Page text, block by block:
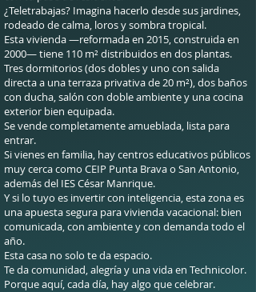
¿Teletrabajas? Imagina hacerlo desde sus jardines,
rodeado de calma, loros y sombra tropical.
Esta vivienda —reformada en 2015, construida en
2000— tiene 110 m² distribuidos en dos plantas.
Tres dormitorios (dos dobles y uno con salida
directa a una terraza privativa de 20 m²), dos baños
con ducha, salón con doble ambiente y una cocina
exterior bien equipada.
Se vende completamente amueblada, lista para
entrar.
Si vienes en familia, hay centros educativos públicos
muy cerca como CEIP Punta Brava o San Antonio,
además del IES César Manrique.
Y si lo tuyo es invertir con inteligencia, esta zona es
una apuesta segura para vivienda vacacional: bien
comunicada, con ambiente y con demanda todo el
año.
Esta casa no solo te da espacio.
Te da comunidad, alegría y una vida en Technicolor.
Porque aquí, cada día, hay algo que celebrar.